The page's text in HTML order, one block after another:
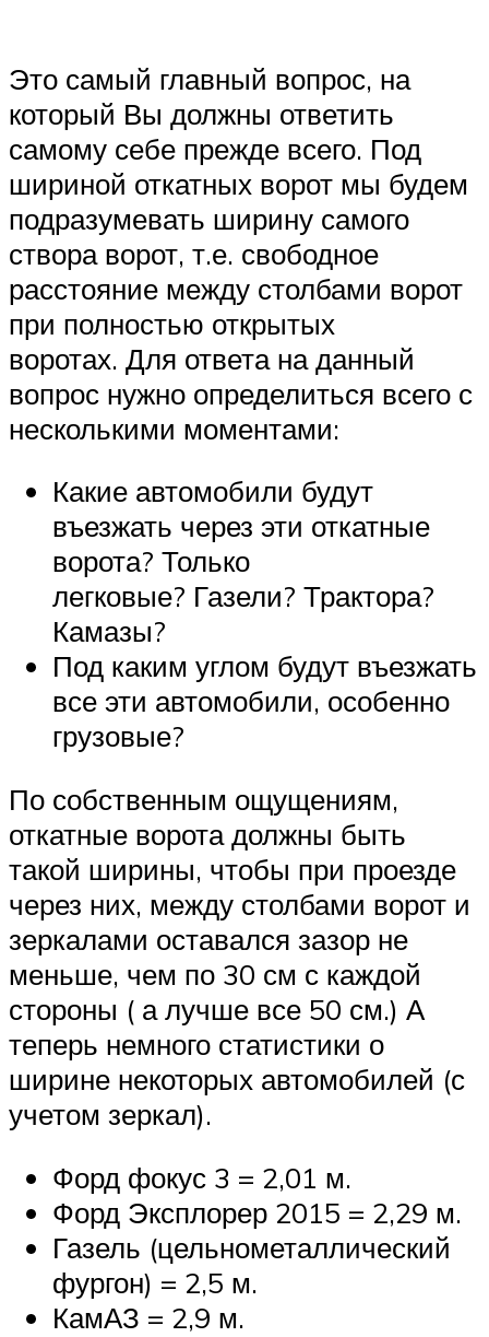
Это самый главный вопрос, на
который Вы должны ответить
самому себе прежде всего. Под
шириной откатных ворот мы будем
подразумевать ширину самого
створа ворот, т.е. свободное
расстояние между столбами ворот
при полностью открытых
воротах. Для ответа на данный
вопрос нужно определиться всего с
несколькими моментами:
Какие автомобили будут
въезжать через эти откатные
ворота? Только
легковые? Газели? Трактора?
Камазы?
Под каким углом будут въезжать
все эти автомобили, особенно
грузовые?
По собственным ощущениям,
откатные ворота должны быть
такой ширины, чтобы при проезде
через них, между столбами ворот и
зеркалами оставался зазор не
меньше, чем по 30 см с каждой
стороны ( а лучше все 50 см.) А
теперь немного статистики о
ширине некоторых автомобилей (с
учетом зеркал).
Форд фокус 3 = 2,01 м.
Форд Эксплорер 2015 = 2,29 м.
Газель (цельнометаллический
фургон) = 2,5 м.
КамАЗ = 2,9 м.